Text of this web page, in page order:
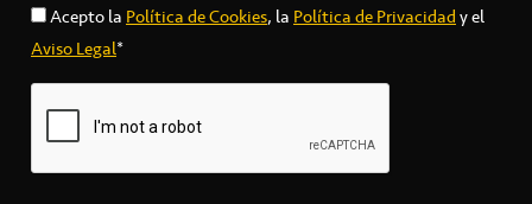
Acepto laPolítica de Cookies, laPolítica de Privacidady el
Aviso Legal*